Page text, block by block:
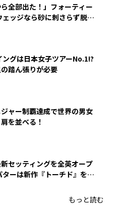
ら全部出た！」フォーティー
ェッジなら砂に刺さらず脱出
ングは日本女子ツアーNo.1!?
踏ん張りが必要
ャー制覇達成で世界の男女
を並べる！
セッティングを全英オープ
ターは新作『トーチド』を投
もっと読む